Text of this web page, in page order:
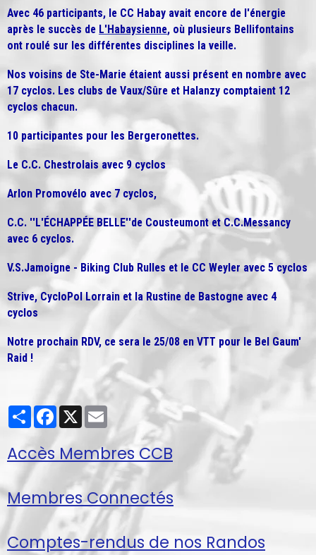
Avec 46 participants, le CC Habay avait encore de l'énergie
après le succès de L'Habaysienne, où plusieurs Bellifontains
ont roulé sur les différentes disciplines la veille.
Nos voisins de Ste-Marie étaient aussi présent en nombre avec
17 cyclos. Les clubs de Vaux/Sûre et Halanzy comptaient 12
cyclos chacun.
10 participantes pour les Bergeronettes.
Le C.C. Chestrolais avec 9 cyclos
Arlon Promovélo avec 7 cyclos,
C.C. ''L'ÉCHAPPÉE BELLE''de Cousteumont et C.C.Messancy
avec 6 cyclos.
V.S.Jamoigne - Biking Club Rulles et le CC Weyler avec 5 cyclos
Strive, CycloPol Lorrain et la Rustine de Bastogne avec 4
cyclos
Notre prochain RDV, ce sera le 25/08 en VTT pour le Bel Gaum'
Raid !
PartagerFacebook
X
Accès Membres CCB
Membres Connectés
Comptes-rendus de nos Randos